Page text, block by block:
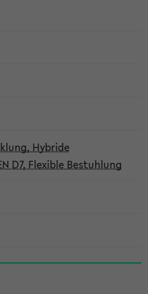
Hybride
D7, Flexible Bestuhlung